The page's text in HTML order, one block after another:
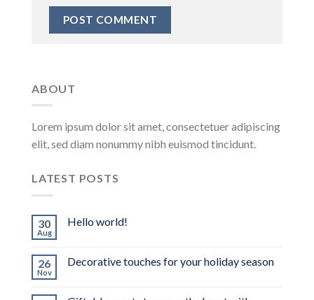
ABOUT
Lorem ipsum dolor sit amet, consectetuer adipiscing
elit, sed diam nonummy nibh euismod tincidunt.
LATEST POSTS
30
Aug
Hello world!
26
Nov
Decorative touches for your holiday season